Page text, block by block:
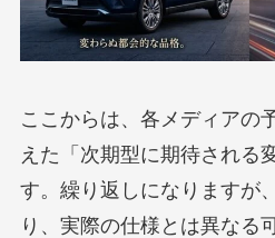
ここからは、各メディアの
えた「次期型に期待される
す。繰り返しになりますが
り、実際の仕様とは異なる